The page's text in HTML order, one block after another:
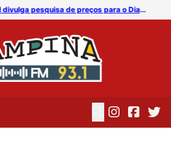
Procon Municipal divulga pesquisa de preços para o Dia dos Pais 2026